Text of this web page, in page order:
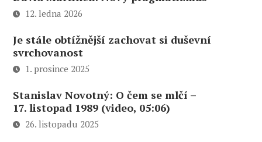
12. ledna 2026
Je stále obtížnější zachovat si duševní
svrchovanost
1. prosince 2025
Stanislav Novotný: O čem se mlčí –
17. listopad 1989 (video, 05:06)
26. listopadu 2025